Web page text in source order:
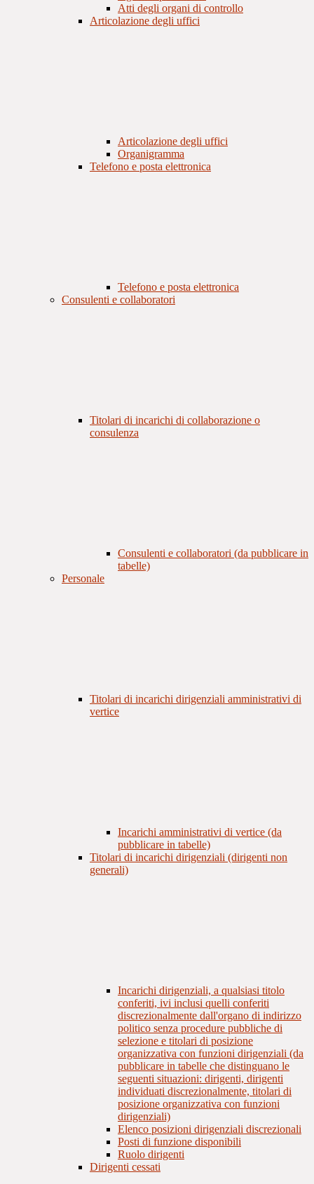
Atti degli organi di controllo
Articolazione degli uffici
Articolazione degli uffici
Organigramma
Telefono e posta elettronica
Telefono e posta elettronica
Consulenti e collaboratori
Titolari di incarichi di collaborazione o
consulenza
Consulenti e collaboratori (da pubblicare in
tabelle)
Personale
Titolari di incarichi dirigenziali amministrativi di
vertice
Incarichi amministrativi di vertice (da
pubblicare in tabelle)
Titolari di incarichi dirigenziali (dirigenti non
generali)
Incarichi dirigenziali, a qualsiasi titolo
conferiti, ivi inclusi quelli conferiti
discrezionalmente dall'organo di indirizzo
politico senza procedure pubbliche di
selezione e titolari di posizione
organizzativa con funzioni dirigenziali (da
pubblicare in tabelle che distinguano le
seguenti situazioni: dirigenti, dirigenti
individuati discrezionalmente, titolari di
posizione organizzativa con funzioni
dirigenziali)
Elenco posizioni dirigenziali discrezionali
Posti di funzione disponibili
Ruolo dirigenti
Dirigenti cessati